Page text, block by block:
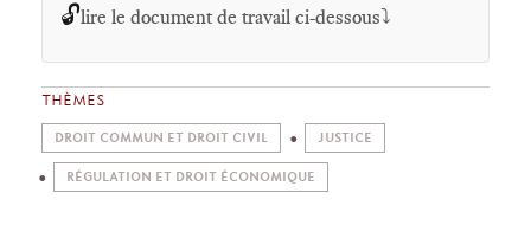
🔓lire le document de travail ci-dessous⤵️
THÈMES
DROIT COMMUN ET DROIT CIVIL JUSTICE
RÉGULATION ET DROIT ÉCONOMIQUE